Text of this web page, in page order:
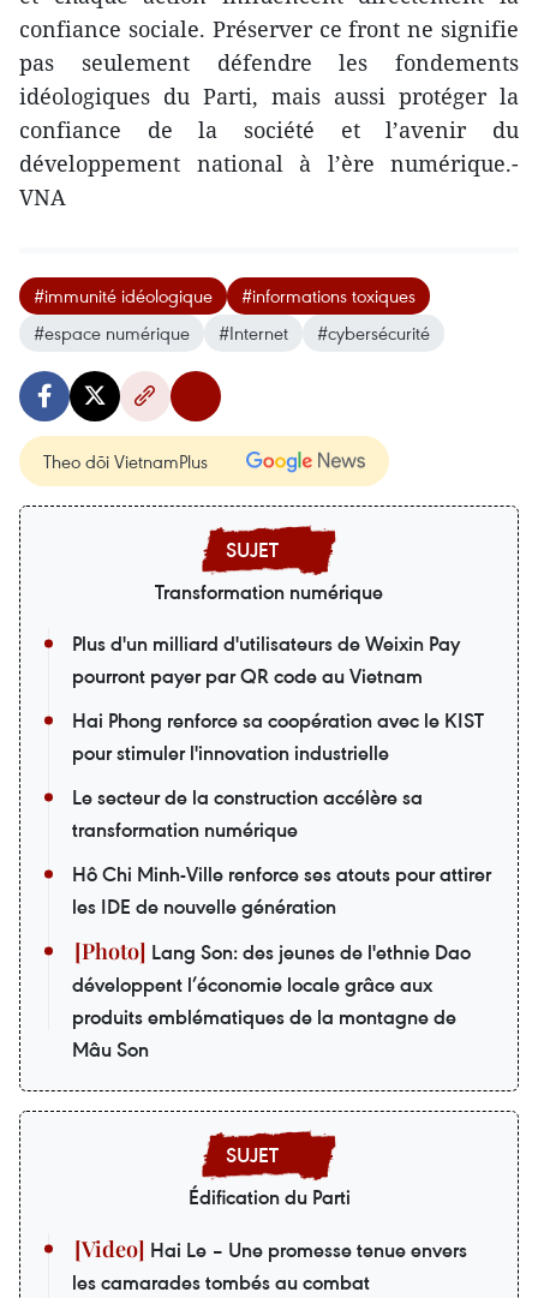
confiance sociale. Préserver ce front ne signifie
pas seulement défendre les fondements
idéologiques du Parti, mais aussi protéger la
confiance de la société et l’avenir du
développement national à l’ère numérique.-
VNA
#immunité idéologique
#informations toxiques
#espace numérique
#Internet #cybersécurité
Theo dõi VietnamPlus
Transformation numérique
Plus d'un milliard d'utilisateurs de Weixin Pay
pourront payer par QR code au Vietnam
Hai Phong renforce sa coopération avec le KIST
pour stimuler l'innovation industrielle
Le secteur de la construction accélère sa
transformation numérique
Hô Chi Minh-Ville renforce ses atouts pour attirer
les IDE de nouvelle génération
Lang Son: des jeunes de l'ethnie Dao
développent l’économie locale grâce aux
produits emblématiques de la montagne de
Mâu Son
Édification du Parti
Hai Le – Une promesse tenue envers
les camarades tombés au combat